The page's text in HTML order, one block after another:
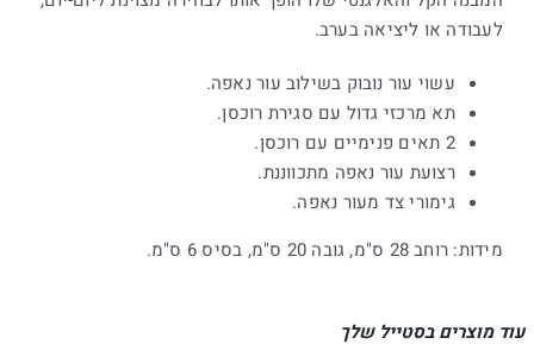
לעבודה או ליציאה בערב.
עשוי עור נובוק בשילוב עור נאפה.
תא מרכזי גדול עם סגירת רוכסן.
2 תאים פנימיים עם רוכסן.
רצועת עור נאפה מתכווננת.
גימורי צד מעור נאפה.
מידות: רוחב 28 ס"מ, גובה 20 ס"מ, בסיס 6 ס"מ.
עוד מוצרים בסטייל שלך